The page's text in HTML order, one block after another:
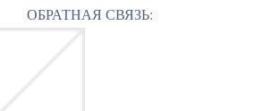
ОБРАТНАЯ СВЯЗЬ: